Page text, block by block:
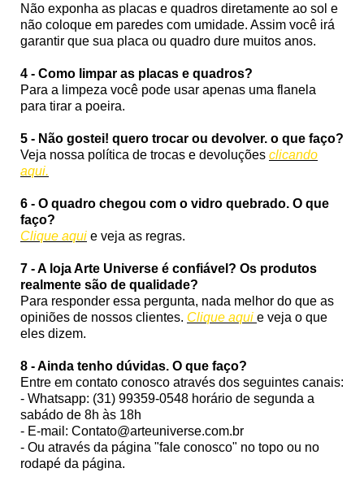
Não exponha as placas e quadros diretamente ao sol e
não coloque em paredes com umidade. Assim você irá
garantir que sua placa ou quadro dure muitos anos.
4 - Como limpar as placas e quadros?
Para a limpeza você pode usar apenas uma flanela
para tirar a poeira.
5 - Não gostei! quero trocar ou devolver. o que faço?
Veja nossa política de trocas e devoluções clicando
aqui.
6 - O quadro chegou com o vidro quebrado. O que
faço?
Clique aqui e veja as regras.
7 - A loja Arte Universe é confiável? Os produtos
realmente são de qualidade?
Para responder essa pergunta, nada melhor do que as
opiniões de nossos clientes. Clique aqui e veja o que
eles dizem.
8 - Ainda tenho dúvidas. O que faço?
Entre em contato conosco através dos seguintes canais:
- Whatsapp: (31) 99359-0548 horário de segunda a
sabádo de 8h às 18h
- E-mail: Contato@arteuniverse.com.br
- Ou através da página "fale conosco" no topo ou no
rodapé da página.